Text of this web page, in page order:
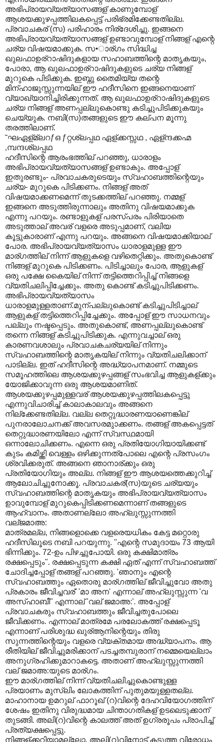
അഭിപ്രായവ്യത്യാസങ്ങള് കാണുമ്പോള്
ആശയക്കുഴപ്പത്തിലകപ്പെട്ട് പരിഭ്രമിക്കേണ്ടതില്ല.
പ്രവാചകര് (സ) പരിഹാരം നിര്ദേശിച്ചു. ഇങ്ങനെ
അഭിപ്രായവ്യത്യാസങ്ങള് ഉണ്ടാവുമ്പോള് നിങ്ങള് എന്റെ
ചര്യ വിഷയമാക്കുക. സ•ാര്ഗം സിദ്ധിച്ച
ഖുലഫാഉര്റാഷിദുകളായ സഹാബത്തിന്റെ മാതൃകയും,
പോരാ, ആ ഖുലഫാഉര്റാഷിദുകളുടെ ചര്യ നിങ്ങള്
മുറുകെ പിടിക്കുക. ഇബ്നു തൈമിയ്യ തന്റെ
മിന്ഹാജുസ്സുന്നയില് ഈ ഹദീസിനെ ഇങ്ങനെയാണ്
വ്യാഖ്യാനിച്ചിരിക്കുന്നത്. ആ ഖുലഫാഉര്റാഷിദുകളുടെ
ചര്യ നിങ്ങള് അണപ്പല്ലുകൊണ്ടു കടിച്ചുപിടിക്കുകയും
ചെയ്യുക. നബി(സ)തങ്ങളുടെ ഈ കല്പന മൂന്നു
തരത്തിലാണ്.
˜ഘഏള്മ്ലറƒഒ ƒറ്റശ്ലപ്പഥ ഏള്ക്കസ്സഥ , ഏള്ന്ദക്കഹ്മ
,മ്പന്ദശ്ലപ്പഥ
ഹദീസിന്റെ ആരംഭത്തില് പറഞ്ഞു, ധാരാളം
അഭിപ്രായവ്യത്യാസങ്ങള് ഉണ്ടാകും. അപ്പോള്
ഇതുരണ്ടും- പ്രവാചകരുടെയും സ്വഹാബത്തിന്റെയും
ചര്യ- മുറുകെ പിടിക്കണം. നിങ്ങള് അത്
വിഷയമാക്കണമെന്ന് തുടക്കത്തില് പറഞ്ഞു. നമ്മള്
ഇങ്ങനെ അടുത്തിരുന്നാലും അതിനു വിഷയമാക്കുക
എന്നു പറയും. രണ്ടാളുകള് പരസ്പരം പിരിയാതെ
അടുത്താല് അവര് വളരെ അടുപ്പമാണ്, വലിയ
കൂട്ടുകാരാണ് എന്നു പറയും. അങ്ങനെ വിഷയമാക്കിയാല്
പോര. അഭിപ്രായവ്യത്യാസം ധാരാളമുള്ള ഈ
മാര്ഗത്തില് നിന്ന് ആളുകളെ വഴിതെറ്റിക്കും. അതുകൊണ്ട്
നിങ്ങള് മുറുകെ പിടിക്കണം. പിടിച്ചാലും പോര, ആളുകള്
ഒരു പക്ഷേ കൈയില് നിന്ന് തട്ടിത്തെറിപ്പിച്ച് നിങ്ങളെ
വ്യതിചലിപ്പിച്ചേക്കും. അതു കൊണ്ട് കടിച്ചുപിടിക്കണം.
അഭിപ്രായവ്യത്യാസം
ധാരാളമുള്ളതാണ്.മുന്പല്ലുകൊണ്ട് കടിച്ചുപിടിച്ചാല്
ആളുകള് തട്ടിത്തെറിപ്പിച്ചേക്കും. അപ്പോള് ഈ സാധനവും
പല്ലും നഷ്ടപ്പെടും. അതുകൊണ്ട്, അണപ്പല്ലുകൊണ്ട്
തന്നെ നിങ്ങള് കടിച്ചുപിടിക്കുക. എന്നുവച്ചാല് ഒരു
കാരണവശാലും പ്രവാചകചര്യയില് നിന്നും
സ്വഹാബത്തിന്റെ മാതൃകയില് നിന്നും വ്യതിചലിക്കാന്
പാടില്ല. ഇത് ഹദീസിന്റെ അദ്ധ്യാപനമാണ്. നമ്മുടെ
സമൂഹത്തിലെ ആശയക്കുഴപ്പങ്ങള് സംഭവിച്ച ആളുകള്ക്കും
യോജിക്കാവുന്ന ഒരു ആശയമാണിത്.
ആശയക്കുഴപ്പമുള്ളവര് ആശയക്കുഴപ്പത്തിലകപ്പെട്ടു
എന്നുവിചാരിച്ച് കാലാകാലവും അങ്ങനെ
നില്ക്കേണ്ടതില്ല. വല്ല തെറ്റുദ്ധാരണയാണെങ്കില്
പുനരാലോചനക്ക് അവസരമുാക്കണം. തങ്ങള് അകപ്പെട്ടത്
തെറ്റുദ്ധാരണയിലോ എന്ന് സ്വസ്ഥമായി
ഒന്നാലോചിക്കണം. എന്നെ ഒരു പ്രതിയോഗിയായിക്കണ്ട്
കുടം കമിഴ്ത്തി വെള്ളം ഒഴിക്കുന്നത്പോലെ എന്റെ പ്രസംഗം
ശ്രവിക്കരുത്. അങ്ങനെ ഞാനാര്ക്കും ഒരു
പ്രതിയോഗിയും അല്ല. നിങ്ങള് ഈ ആശയത്തെക്കുറിച്ച്
ആലോചിച്ചുനോക്കൂ. പ്രവാചകര്(സ)യുടെ ചര്യയും
സ്വഹാബത്തിന്റെ മാതൃകയും അഭിപ്രായവ്യത്യാസം
ഉാവുമ്പോള് മുറുകെപ്പിടിക്കണമെന്നാണ് തങ്ങളുടെ
ആഹ്വാനം. അതാണല്ലോ അഹ്ലുസ്സുന്നത്തി
വല്ജമാഅ:
മാത്രമല്ല, നിങ്ങളൊക്കെ വളരെയധികം കേട്ട മറ്റൊരു
ഹദീസിലൂടെ നബി പറയുന്നു. ''എന്റെ സമുദായം 73 ആയി
ഭിന്നിക്കും. 72-ഉം പിഴച്ചുപോയി. ഒരു കക്ഷിമാത്രം
രക്ഷപ്പെടും''. രക്ഷപ്പെടുന്ന കക്ഷി ഏത് എന്ന് സ്വഹാബത്ത്
ചോദിച്ചപ്പോള് തങ്ങള് പറഞ്ഞു. 'ഞാനും എന്റെ
സ്വഹാബത്തും ഏതൊരു മാര്ഗത്തില് ജീവിച്ചുവോ അതു
പ്രകാരം ജീവിച്ചവര്' 'മാ അന' എന്നാല് അഹ്ലുസ്സുന്ന 'വ
അസ്ഹാബീ'' എന്നാല് 'വല് ജമാഅ:'. അപ്പോള്
പ്രവാചകരും സ്വഹാബത്തും ജീവിച്ചതുപോലെ
ജീവിക്കണം. എന്നാല് മാത്രമേ പരലോകത്ത് രക്ഷപ്പെടൂ
എന്നാണ് പരിശുദ്ധ ഖുര്ആനിന്റെയും തിരു
സുന്നത്തിന്റെയും വളരെ വ്യക്തമായ അദ്ധ്യാപനം. ആ
രീതിയില് ജീവിച്ചുമരിക്കാന് പടച്ചതമ്പുരാന് നമ്മെയെല്ലാം
അനുഗ്രഹിക്കുമാറാകട്ടെ. അതാണ് അഹ്ലുസ്സുന്നത്തി
വല് ജമാഅ:യുടെ മാര്ഗം.
ഈ മാര്ഗത്തില് നിന്ന് വ്യതിചലിച്ചുകൊണ്ടുള്ള
പ്രയാണം മുസ്ലിം ലോകത്തിന് പുതുമയുള്ളതല്ല.
മാഹാനായ ഉമറുല് ഫാറൂഖ് (റ)വിന്റെ ദേഹവിയോഗത്തിന്
ശേഷം ഇതിനു വിരുദ്ധമായ ചിന്താഗതികള് ഉടലെടുക്കാന്
തുടങ്ങി. അലി(റ)വിന്റെ കാലത്ത് അത് ഉഗ്രരൂപം പ്രാപിച്ച്
പ്രത്യക്ഷപ്പെട്ടു.
നിങ്ങള്ക്കറിയാമല്ലോ, അലി(റ)വിനോട് കടുത്ത വിരോധം